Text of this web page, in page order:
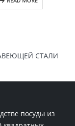
СТАЛИ
посуды из